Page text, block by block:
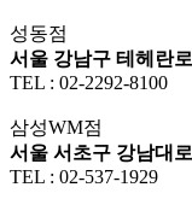
성동점
서울 강남구 테헤란
TEL : 02-2292-8100
삼성WM점
서울 서초구 강남대
TEL : 02-537-1929